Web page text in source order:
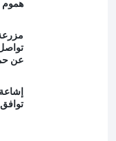
هموم
عن